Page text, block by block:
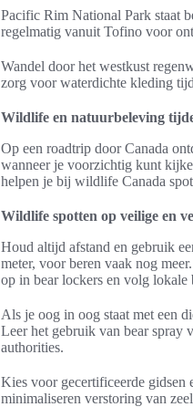
Pacific Rim National Park staat
regelmatig vanuit Tofino voor
Wandel door het westkust
zorg voor waterdichte kleding
Wildlife en natuurbeleving
Op een roadtrip door Canada
wanneer je voorzichtig kunt
helpen je bij wildlife Canada
Wildlife spotten op veilige en
Houd altijd afstand en gebruik
meter, voor beren vaak nog
op in bear lockers en volg lokale
Als je oog in oog staat met een
Leer het gebruik van bear spray
authorities.
Kies voor gecertificeerde gidsen
minimaliseren verstoring van